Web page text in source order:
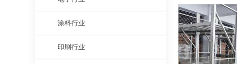
涂料行业
印刷行业